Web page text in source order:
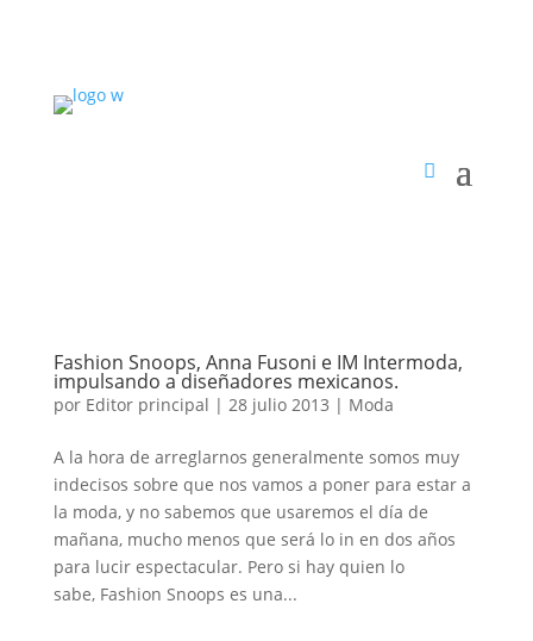
Fashion Snoops, Anna Fusoni e IM Intermoda,
impulsando a diseñadores mexicanos.
por Editor principal | 28 julio 2013 | Moda
A la hora de arreglarnos generalmente somos muy
indecisos sobre que nos vamos a poner para estar a
la moda, y no sabemos que usaremos el día de
mañana, mucho menos que será lo in en dos años
para lucir espectacular. Pero si hay quien lo
sabe, Fashion Snoops es una...